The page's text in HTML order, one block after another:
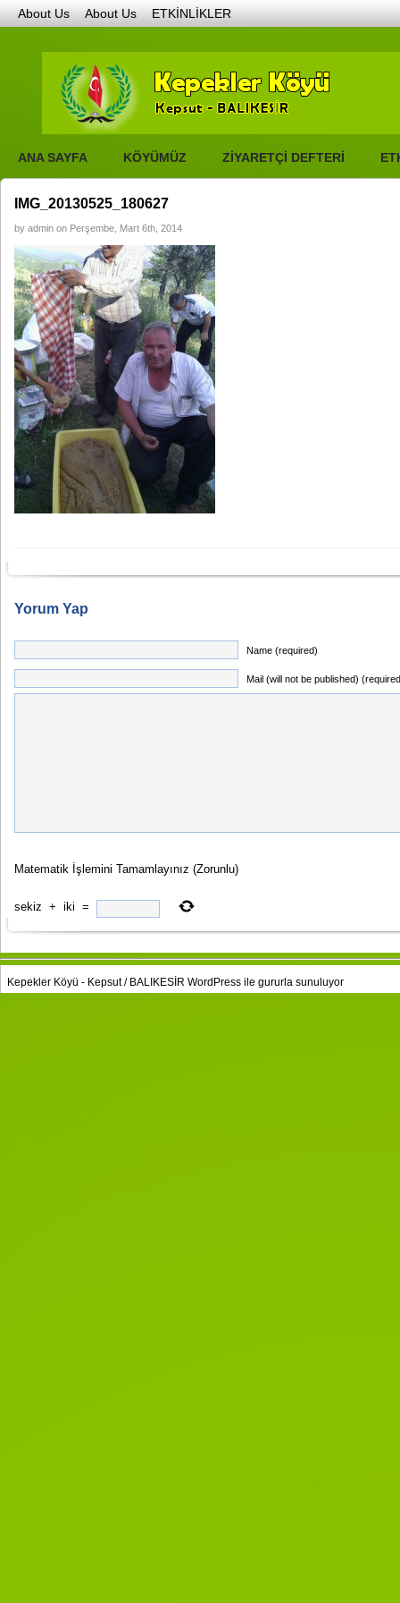
About Us About Us
ETKİNLİKLER
GENEL RESİMLER
HAYIR GÜNÜ – 2011
HAYIR GÜNÜ –
VİDEOLAR
BURSA ETKİNLİKLERİ – 2015
GENEL VİDEOLAR
HABERLER
İLETİŞİM
KÖYÜMÜZ
COĞRAFİ KONUM
DÜĞÜNLERİMİZ
ANA SAYFA
KÖYÜMÜZ ZİYARETÇİ DEFTERİ
IMG_20130525_180627
by admin on Perşembe, Mart 6th, 2014
Yorum Yap
Name (required)
Mail (will not be published)
Matematik İşlemini Tamamlayınız (Zorunlu)
sekiz + iki =
Kepekler Köyü - Kepsut / BALIKESİR WordPress ile gururla sunuluyor